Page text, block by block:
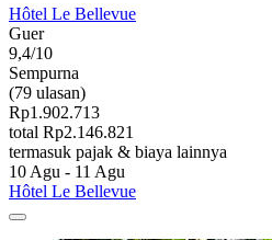
Hôtel Le Bellevue
Guer
9,4/10
Sempurna
(79 ulasan)
Rp1.902.713
total Rp2.146.821
termasuk pajak & biaya lainnya
10 Agu - 11 Agu
Hôtel Le Bellevue